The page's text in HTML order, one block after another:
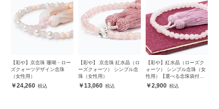
【彩や】京念珠 珊瑚・ロー
ズクォーツデザイン念珠
（女性用）
24,260
【彩や】 京念珠 紅水晶（ロ
ーズクォーツ） シンプル念
珠（女性用）
13,060
【彩や】紅水晶（ローズク
ォーツ） シンプル念珠（女
性用）【選べる念珠袋付
き】2,900